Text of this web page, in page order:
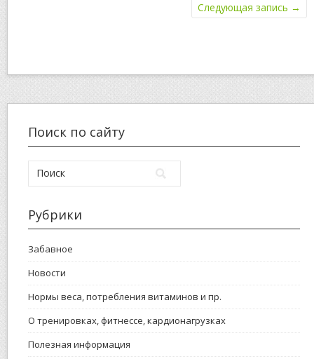
Следующая запись →
Поиск по сайту
Рубрики
Забавное
Новости
Нормы веса, потребления витаминов и пр.
О тренировках, фитнессе, кардионагрузках
Полезная информация